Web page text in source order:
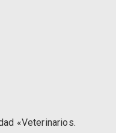
«Veterinarios.